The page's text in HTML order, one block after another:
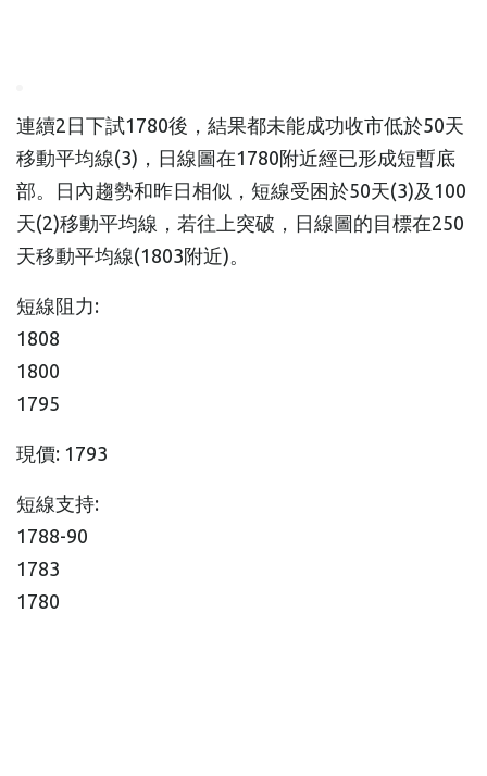
連續2日下試1780後，結果都未能成功收市低於50天
移動平均線(3)，日線圖在1780附近經已形成短暫底
部。日內趨勢和昨日相似，短線受困於50天(3)及100
天(2)移動平均線，若往上突破，日線圖的目標在250
天移動平均線(1803附近)。
短線阻力:
1808
1800
1795
現價: 1793
短線支持:
1788-90
1783
1780